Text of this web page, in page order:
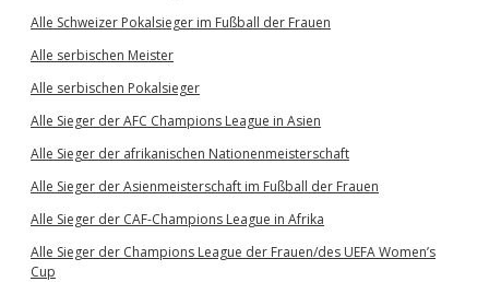
Alle Schweizer Pokalsieger im Fußball der Frauen
Alle serbischen Meister
Alle serbischen Pokalsieger
Alle Sieger der AFC Champions League in Asien
Alle Sieger der afrikanischen Nationenmeisterschaft
Alle Sieger der Asienmeisterschaft im Fußball der Frauen
Alle Sieger der CAF-Champions League in Afrika
Alle Sieger der Champions League der Frauen/des UEFA Women’s
Cup